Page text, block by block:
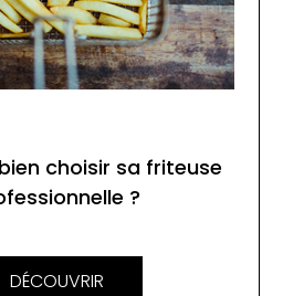
choisir sa friteuse
?
DÉCOUVRIR